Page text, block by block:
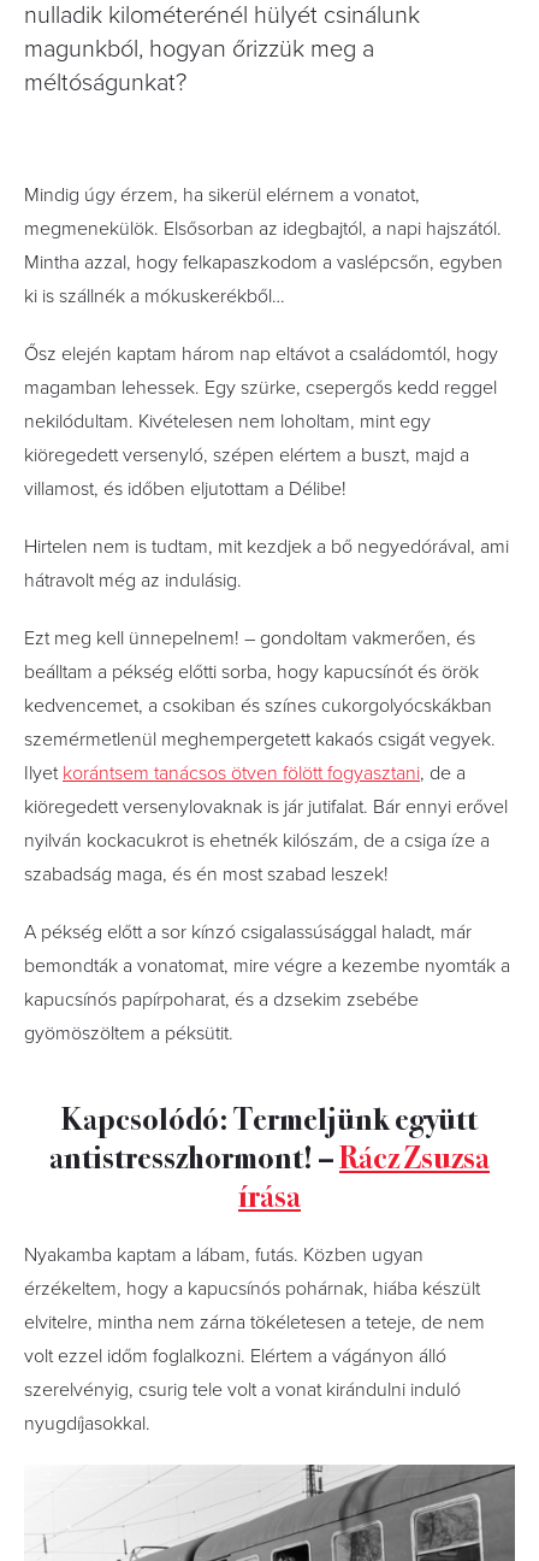
nulladik kilométerénél hülyét csinálunk
magunkból, hogyan őrizzük meg a
méltóságunkat?
Mindig úgy érzem, ha sikerül elérnem a vonatot,
megmenekülök. Elsősorban az idegbajtól, a napi hajszától.
Mintha azzal, hogy felkapaszkodom a vaslépcsőn, egyben
ki is szállnék a mókuskerékből…
Ősz elején kaptam három nap eltávot a családomtól, hogy
magamban lehessek. Egy szürke, csepergős kedd reggel
nekilódultam. Kivételesen nem loholtam, mint egy
kiöregedett versenyló, szépen elértem a buszt, majd a
villamost, és időben eljutottam a Délibe!
Hirtelen nem is tudtam, mit kezdjek a bő negyedórával, ami
hátravolt még az indulásig.
Ezt meg kell ünnepelnem! – gondoltam vakmerően, és
beálltam a pékség előtti sorba, hogy kapucsínót és örök
kedvencemet, a csokiban és színes cukorgolyócskákban
szemérmetlenül meghempergetett kakaós csigát vegyek.
Ilyet korántsem tanácsos ötven fölött fogyasztani, de a
kiöregedett versenylovaknak is jár jutifalat. Bár ennyi erővel
nyilván kockacukrot is ehetnék kilószám, de a csiga íze a
szabadság maga, és én most szabad leszek!
A pékség előtt a sor kínzó csigalassúsággal haladt, már
bemondták a vonatomat, mire végre a kezembe nyomták a
kapucsínós papírpoharat, és a dzsekim zsebébe
gyömöszöltem a péksütit.
Kapcsolódó: Termeljünk együtt
antistresszhormont! –Rácz Zsuzsa
írása
Nyakamba kaptam a lábam, futás. Közben ugyan
érzékeltem, hogy a kapucsínós pohárnak, hiába készült
elvitelre, mintha nem zárna tökéletesen a teteje, de nem
volt ezzel időm foglalkozni. Elértem a vágányon álló
szerelvényig, csurig tele volt a vonat kirándulni induló
nyugdíjasokkal.